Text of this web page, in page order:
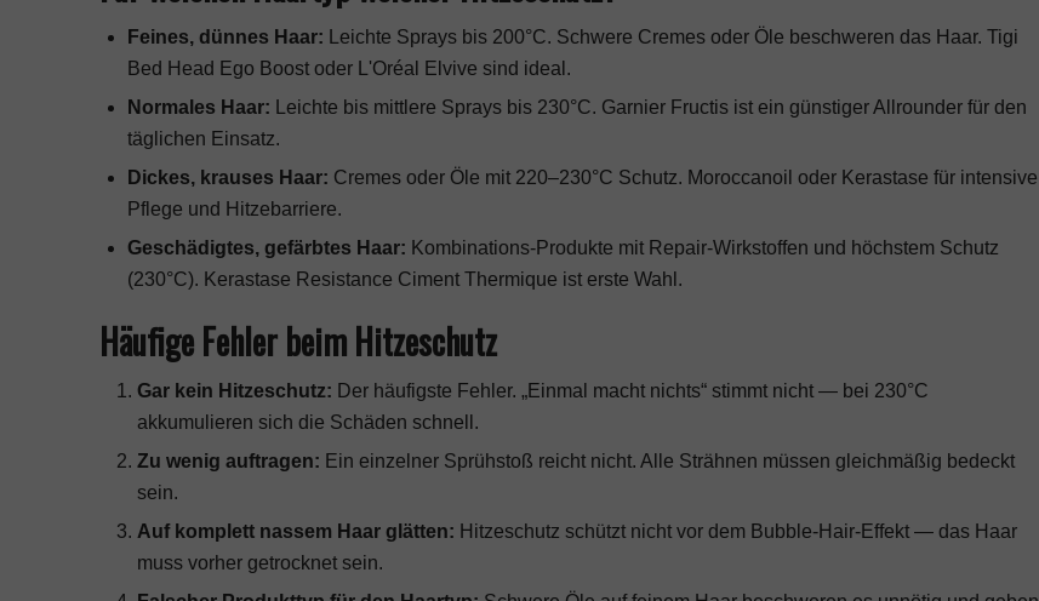
Feines, dünnes Haar: Leichte Sprays bis 200°C. Schwere Cremes oder Öle beschweren das Haar. Tigi
Bed Head Ego Boost oder L'Oréal Elvive sind ideal.
Normales Haar: Leichte bis mittlere Sprays bis 230°C. Garnier Fructis ist ein günstiger Allrounder für den
täglichen Einsatz.
Dickes, krauses Haar: Cremes oder Öle mit 220–230°C Schutz. Moroccanoil oder Kerastase für intensive
Pflege und Hitzebarriere.
Geschädigtes, gefärbtes Haar: Kombinations-Produkte mit Repair-Wirkstoffen und höchstem Schutz
(230°C). Kerastase Resistance Ciment Thermique ist erste Wahl.
Häufige Fehler beim Hitzeschutz
Gar kein Hitzeschutz: Der häufigste Fehler. „Einmal macht nichts“ stimmt nicht — bei 230°C
akkumulieren sich die Schäden schnell.
Zu wenig auftragen: Ein einzelner Sprühstoß reicht nicht. Alle Strähnen müssen gleichmäßig bedeckt
sein.
Auf komplett nassem Haar glätten: Hitzeschutz schützt nicht vor dem Bubble-Hair-Effekt — das Haar
muss vorher getrocknet sein.